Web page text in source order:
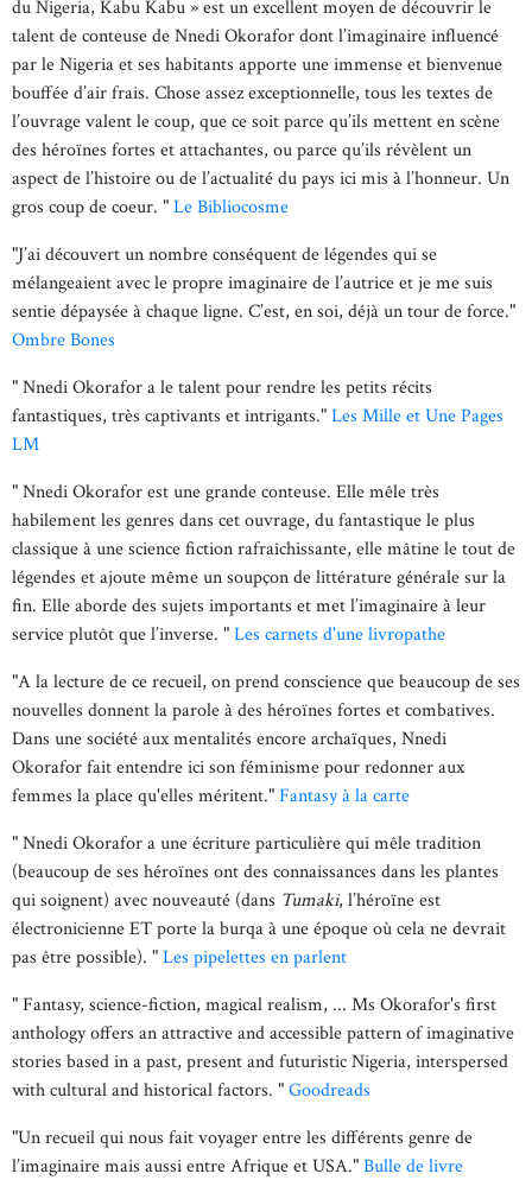
du Nigeria, Kabu Kabu » est un excellent moyen de découvrir le
talent de conteuse de Nnedi Okorafor dont l’imaginaire influencé
par le Nigeria et ses habitants apporte une immense et bienvenue
bouffée d’air frais. Chose assez exceptionnelle, tous les textes de
l’ouvrage valent le coup, que ce soit parce qu’ils mettent en scène
des héroïnes fortes et attachantes, ou parce qu’ils révèlent un
aspect de l’histoire ou de l’actualité du pays ici mis à l’honneur. Un
gros coup de coeur. "Le Bibliocosme
"J’ai découvert un nombre conséquent de légendes qui se
mélangeaient avec le propre imaginaire de l’autrice et je me suis
sentie dépaysée à chaque ligne. C’est, en soi, déjà un tour de force."
Ombre Bones
" Nnedi Okorafor a le talent pour rendre les petits récits
fantastiques, très captivants et intrigants."Les Mille et Une Pages
LM
" Nnedi Okorafor est une grande conteuse. Elle mêle très
habilement les genres dans cet ouvrage, du fantastique le plus
classique à une science fiction rafraîchissante, elle mâtine le tout de
légendes et ajoute même un soupçon de littérature générale sur la
fin. Elle aborde des sujets importants et met l’imaginaire à leur
service plutôt que l’inverse. "Les carnets d'une livropathe
"A la lecture de ce recueil, on prend conscience que beaucoup de ses
nouvelles donnent la parole à des héroïnes fortes et combatives.
Dans une société aux mentalités encore archaïques, Nnedi
Okorafor fait entendre ici son féminisme pour redonner aux
femmes la place qu'elles méritent."Fantasy à la carte
" Nnedi Okorafor a une écriture particulière qui mêle tradition
(beaucoup de ses héroïnes ont des connaissances dans les plantes
qui soignent) avec nouveauté (dans Tumaki, l’héroïne est
électronicienne ET porte la burqa à une époque où cela ne devrait
pas être possible). "Les pipelettes en parlent
" Fantasy, science-fiction, magical realism, ... Ms Okorafor's first
anthology offers an attractive and accessible pattern of imaginative
stories based in a past, present and futuristic Nigeria, interspersed
with cultural and historical factors. "Goodreads
"Un recueil qui nous fait voyager entre les différents genre de
l’imaginaire mais aussi entre Afrique et USA."Bulle de livre